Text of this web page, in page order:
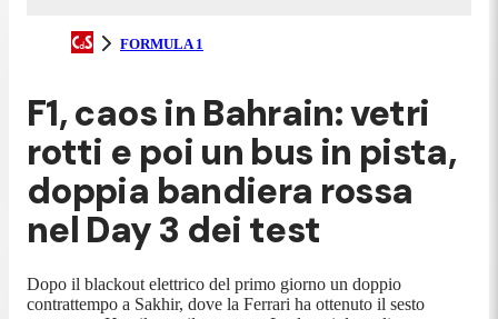
FORMULA 1
F1, caos in Bahrain: vetri
rotti e poi un bus in pista,
doppia bandiera rossa
nel Day 3 dei test
Dopo il blackout elettrico del primo giorno un doppio
contrattempo a Sakhir, dove la Ferrari ha ottenuto il sesto